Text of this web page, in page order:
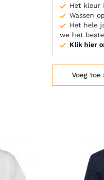
Het kleur
Wassen
Het hele
we het
Klik hier
Voeg toe